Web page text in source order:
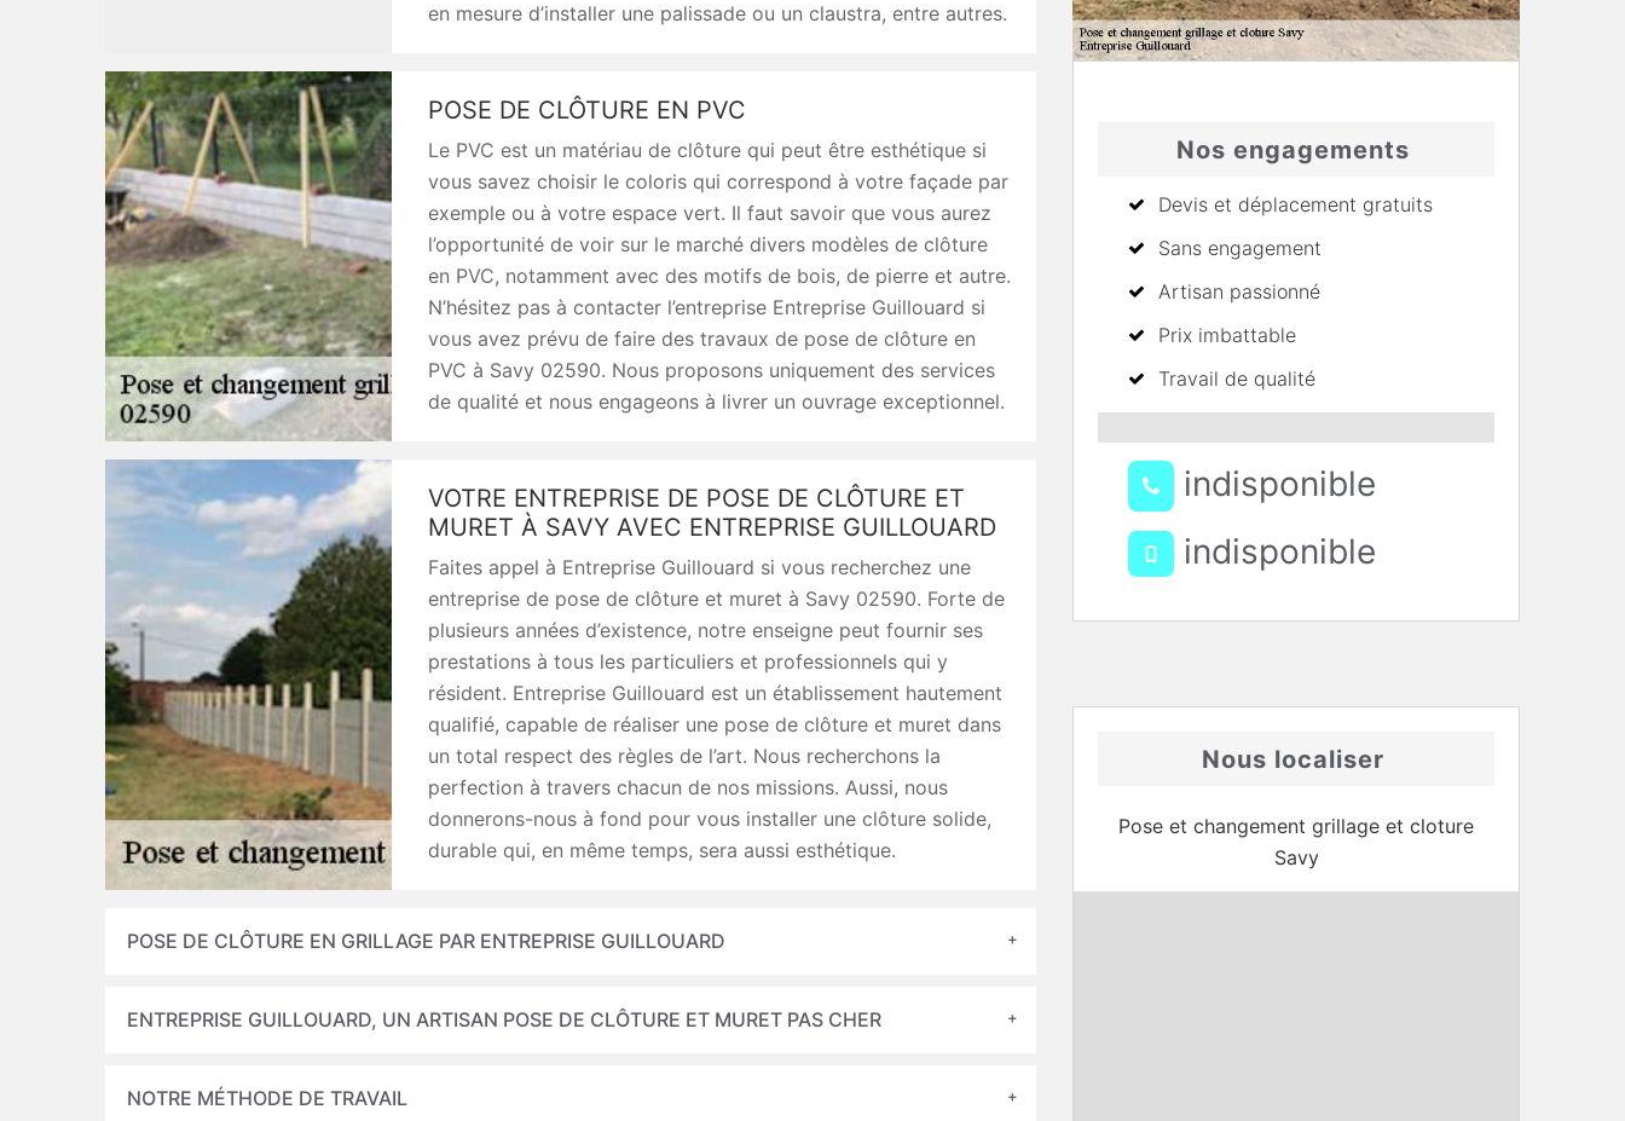
en mesure d’installer une palissade ou un claustra, entre autres.
POSE DE CLÔTURE EN PVC
Le PVC est un matériau de clôture qui peut être esthétique si
vous savez choisir le coloris qui correspond à votre façade par
exemple ou à votre espace vert. Il faut savoir que vous aurez
l’opportunité de voir sur le marché divers modèles de clôture
en PVC, notamment avec des motifs de bois, de pierre et autre.
N’hésitez pas à contacter l’entreprise Entreprise Guillouard si
vous avez prévu de faire des travaux de pose de clôture en
PVC à Savy 02590. Nous proposons uniquement des services
de qualité et nous engageons à livrer un ouvrage exceptionnel.
VOTRE ENTREPRISE DE POSE DE CLÔTURE ET
MURET À SAVY AVEC ENTREPRISE GUILLOUARD
Faites appel à Entreprise Guillouard si vous recherchez une
entreprise de pose de clôture et muret à Savy 02590. Forte de
plusieurs années d’existence, notre enseigne peut fournir ses
prestations à tous les particuliers et professionnels qui y
résident. Entreprise Guillouard est un établissement hautement
qualifié, capable de réaliser une pose de clôture et muret dans
un total respect des règles de l’art. Nous recherchons la
perfection à travers chacun de nos missions. Aussi, nous
donnerons-nous à fond pour vous installer une clôture solide,
durable qui, en même temps, sera aussi esthétique.
POSE DE CLÔTURE EN GRILLAGE PAR ENTREPRISE GUILLOUARD
ENTREPRISE GUILLOUARD, UN ARTISAN POSE DE CLÔTURE ET MURET PAS CHER
NOTRE MÉTHODE DE TRAVAIL
Nos engagements
Devis et déplacement gratuits
Sans engagement
Artisan passionné
Prix imbattable
Travail de qualité
indisponible
indisponible
Nous localiser
Pose et changement grillage et cloture
Savy